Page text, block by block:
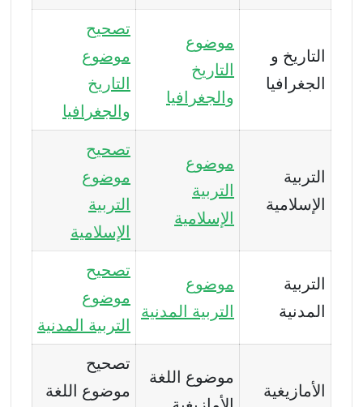
التاريخ و
الجغرافيا
موضوع
التاريخ
والجغرافيا
تصحيح
موضوع
التاريخ
والجغرافيا
التربية
الإسلامية
موضوع
التربية
الإسلامية
تصحيح
موضوع
التربية
الإسلامية
التربية
المدنية
موضوع
التربية المدنية
تصحيح
موضوع
التربية المدنية
الأمازيغية
موضوع اللغة
تصحيح
موضوع اللغة